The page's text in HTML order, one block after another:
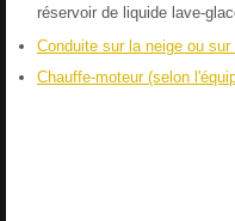
réservoir de liquide lave-
Conduite sur la neige ou sur
Chauffe-moteur (selon